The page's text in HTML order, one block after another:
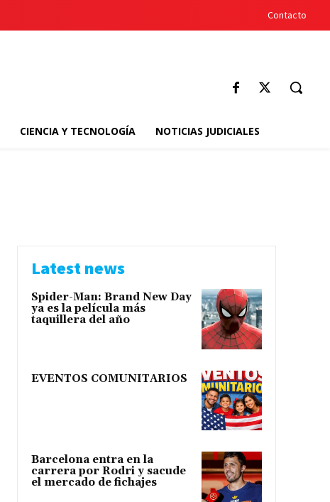
Contacto
CIENCIA Y TECNOLOGÍA NOTICIAS JUDICIALES
Latest news
Spider-Man: Brand New Day
ya es la película más
taquillera del año
EVENTOS COMUNITARIOS
Barcelona entra en la
carrera por Rodri y sacude
el mercado de fichajes